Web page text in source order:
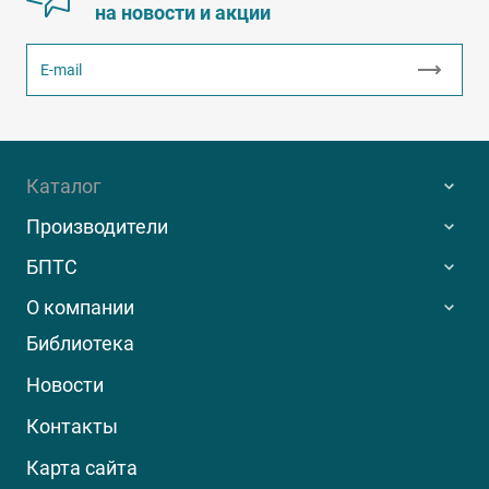
на новости и акции
Каталог
Производители
БПТС
О компании
Библиотека
Новости
Контакты
Карта сайта